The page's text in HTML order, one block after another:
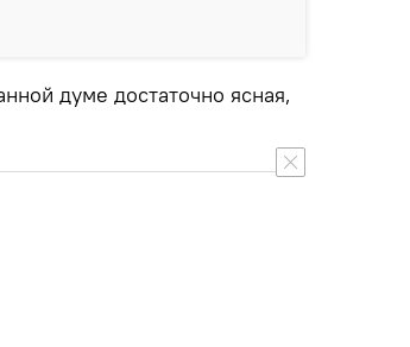
думе достаточно ясная,